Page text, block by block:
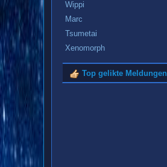
Wippi
Marc
Tsumetai
Xenomorph
Top gelikte Meldungen